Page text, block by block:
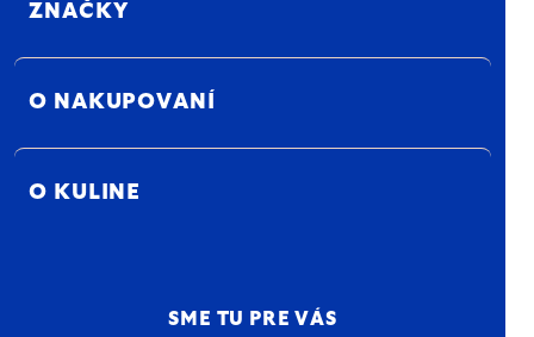
ZNAČKY
O NAKUPOVANÍ
O KULINE
SME TU PRE VÁS